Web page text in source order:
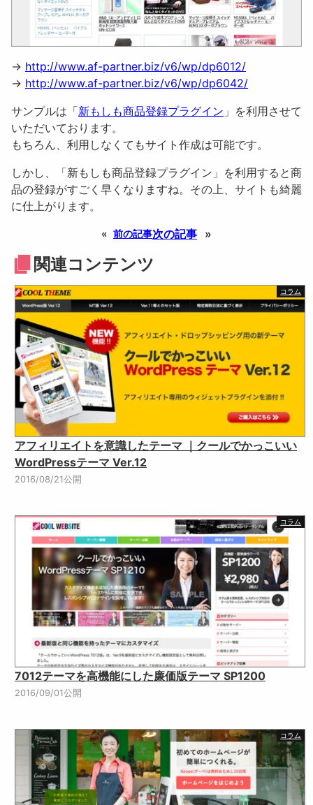
→ http://www.af-partner.biz/v6/wp/dp6012/
→ http://www.af-partner.biz/v6/wp/dp6042/
サンプルは「新もしも商品登録プラグイン 」を利用させて
いただいております。
もちろん、利用しなくてもサイト作成は可能です。
しかし、「新もしも商品登録プラグイン」を利用すると商
品の登録がすごく早くなりますね。その上、サイトも綺麗
に仕上がります。
« 前の記事次の記事 »
関連コンテンツ
コラム
アフィリエイトを意識したテーマ ｜クールでかっこいい
WordPressテーマ Ver.12
2016/08/21公開
コラム
7012テーマを高機能にした廉価版テーマ SP1200
2016/09/01公開
コラム